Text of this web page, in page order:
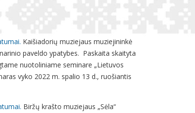
Kaišiadorių muziejaus muziejininkė
paveldo ypatybes. Paskaita skaityta
nuotoliniame seminare „Lietuvos
vyko 2022 m. spalio 13 d., ruošiantis
Biržų krašto muziejaus „Sėla“